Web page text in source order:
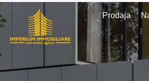
Prodaja